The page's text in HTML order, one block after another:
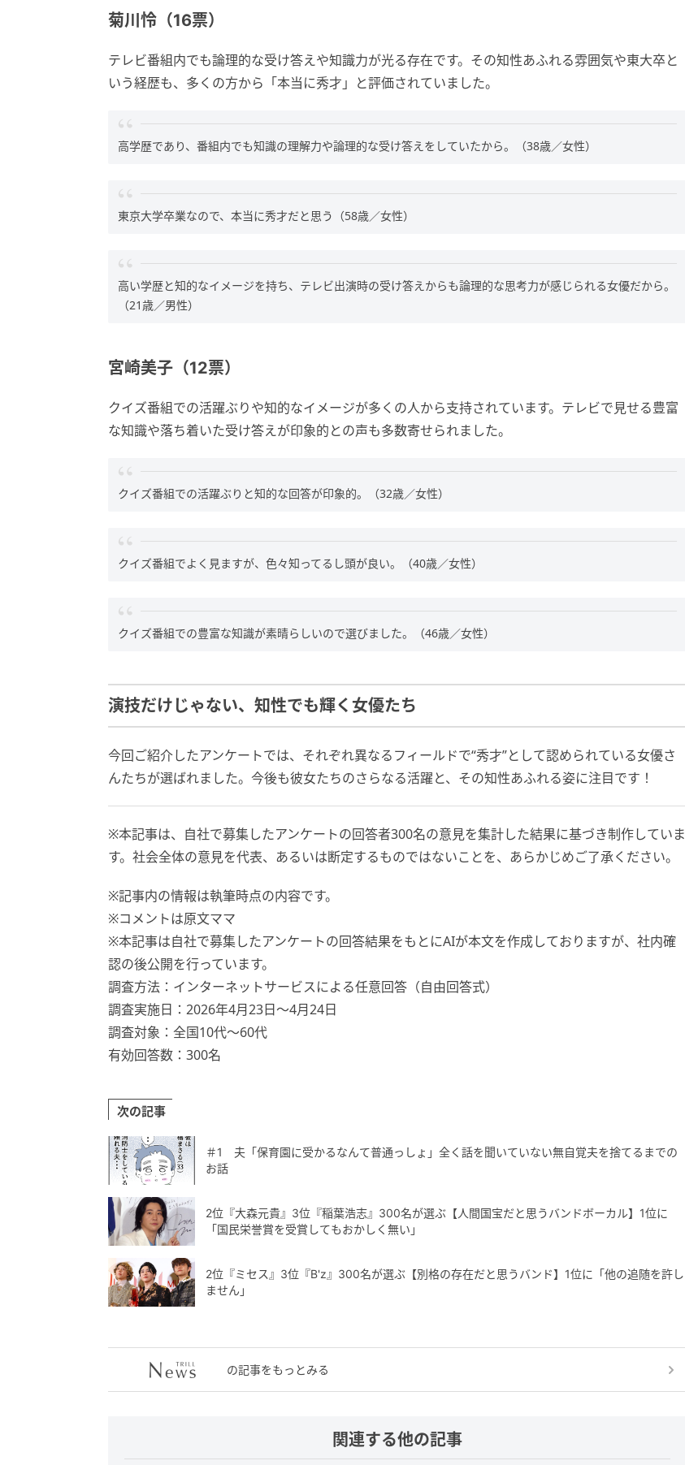
菊川怜（16票）
テレビ番組内でも論理的な受け答えや知識力が光る存在です。その知性あふれる雰囲気や東大卒と
いう経歴も、多くの方から「本当に秀才」と評価されていました。
高学歴であり、番組内でも知識の理解力や論理的な受け答えをしていたから。（38歳／女性）
東京大学卒業なので、本当に秀才だと思う（58歳／女性）
高い学歴と知的なイメージを持ち、テレビ出演時の受け答えからも論理的な思考力が感じられる女優だから。
（21歳／男性）
宮崎美子（12票）
クイズ番組での活躍ぶりや知的なイメージが多くの人から支持されています。テレビで見せる豊富
な知識や落ち着いた受け答えが印象的との声も多数寄せられました。
クイズ番組での活躍ぶりと知的な回答が印象的。（32歳／女性）
クイズ番組でよく見ますが、色々知ってるし頭が良い。（40歳／女性）
クイズ番組での豊富な知識が素晴らしいので選びました。（46歳／女性）
演技だけじゃない、知性でも輝く女優たち
今回ご紹介したアンケートでは、それぞれ異なるフィールドで“秀才”として認められている女優さ
んたちが選ばれました。今後も彼女たちのさらなる活躍と、その知性あふれる姿に注目です！
※本記事は、自社で募集したアンケートの回答者300名の意見を集計した結果に基づき制作していま
す。社会全体の意見を代表、あるいは断定するものではないことを、あらかじめご了承ください。
※記事内の情報は執筆時点の内容です。
※コメントは原文ママ
※本記事は自社で募集したアンケートの回答結果をもとにAIが本文を作成しておりますが、社内確
認の後公開を行っています。
調査方法：インターネットサービスによる任意回答（自由回答式）
調査実施日：2026年4月23日～4月24日
調査対象：全国10代〜60代
有効回答数：300名
次の記事
＃1 夫「保育園に受かるなんて普通っしょ」全く話を聞いていない無自覚夫を捨てるまでの
お話
2位『大森元貴』3位『稲葉浩志』300名が選ぶ【人間国宝だと思うバンドボーカル】1位に
「国民栄誉賞を受賞してもおかしく無い」
2位『ミセス』3位『B'z』300名が選ぶ【別格の存在だと思うバンド】1位に「他の追随を許し
ません」
の記事をもっとみる
関連する他の記事